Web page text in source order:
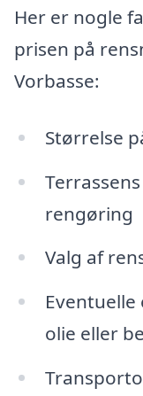
Her er nogle
prisen på
Vorbasse:
Størrelse
rengøring
Valg af
olie eller